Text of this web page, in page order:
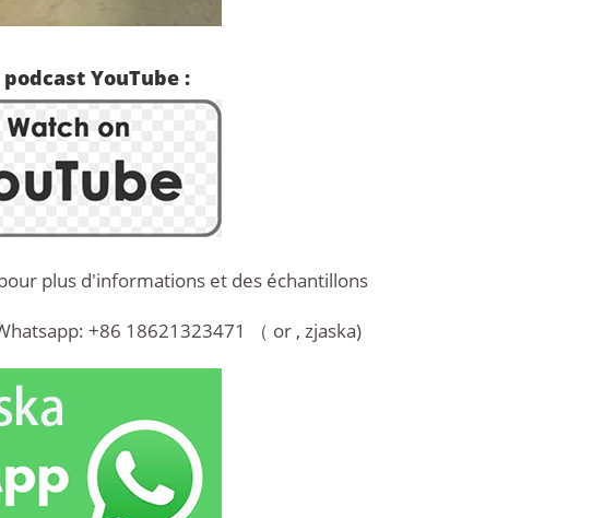
YouTube :
plus d'informations et des échantillons
+86 18621323471 （ or , zjaska)